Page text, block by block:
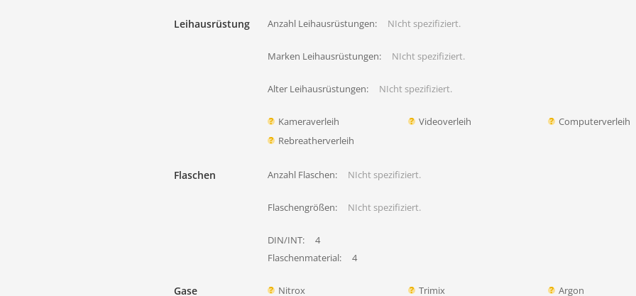
Leihausrüstung Anzahl Leihausrüstungen: NIcht spezifiziert.
Marken Leihausrüstungen: NIcht spezifiziert.
Alter Leihausrüstungen: NIcht spezifiziert.
Kameraverleih Videoverleih
Computerverleih
Rebreatherverleih
Flaschen Anzahl Flaschen: NIcht spezifiziert.
Flaschengrößen: NIcht spezifiziert.
DIN/INT:
4
Flaschenmaterial:
4
Gase Nitrox Trimix
Argon